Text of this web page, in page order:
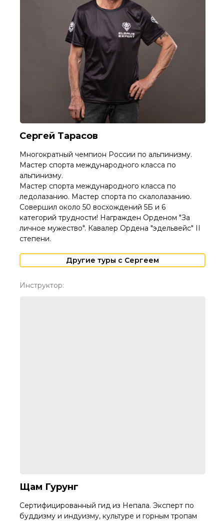
Другие туры с Щам
Другие туры с Сергеем
Сергей Тарасов
Многократный чемпион России по альпинизму.
Мастер спорта международного класса по
альпинизму.
Мастер спорта международного класса по
ледолазанию. Мастер спорта по скалолазанию.
Совершил около 50 восхождений 5Б и 6
категорий трудности! Награжден Орденом "За
личное мужество". Кавалер Ордена "эдельвейс" II
степени.
Другие туры с Сергеем
Инструктор:
Щам Гурунг
Сертифицированный гид из Непала. Эксперт по
буддизму и индуизму, культуре и горным тропам